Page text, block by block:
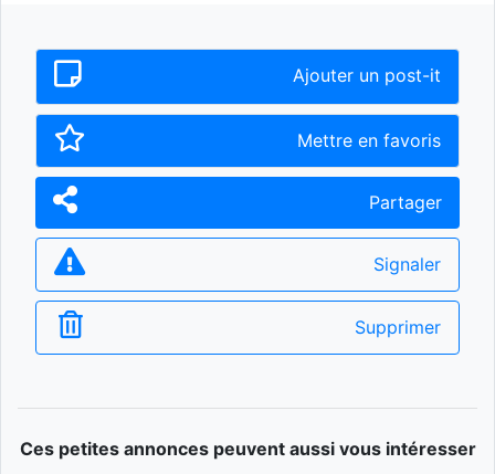
Ajouter un post-it
Mettre en favoris
Partager
Signaler
Supprimer
Ces petites annonces peuvent aussi vous intéresser